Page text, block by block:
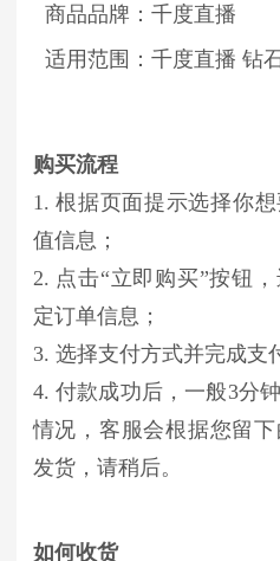
商品品牌：千度直播
适用范围：千度直播 钻
购买流程
1. 根据页面提示选择你
值信息；
2. 点击“立即购买”按钮
定订单信息；
3. 选择支付方式并完成支
4. 付款成功后，一般3分
情况，客服会根据您留
发货，请稍后。
如何收货